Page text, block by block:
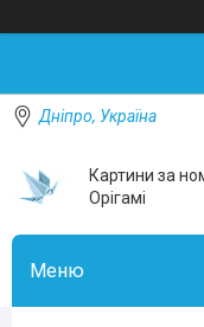
Дніпро, Україна
Картини за
Орігамі